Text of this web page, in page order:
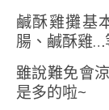
鹹酥雞攤基
腸、鹹酥雞…
雖說難免會
是多的啦~